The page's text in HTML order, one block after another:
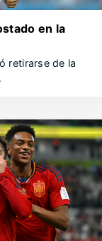
en la
retirarse de la